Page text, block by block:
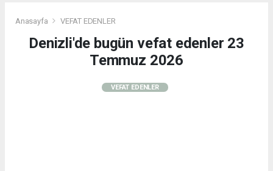
Anasayfa VEFAT EDENLER
Denizli'de bugün vefat edenler 23
Temmuz 2026
VEFAT EDENLER